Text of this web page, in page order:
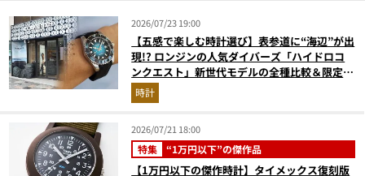
2026/07/23 19:00
【五感で楽しむ時計選び】表参道に“海辺”が出
現!? ロンジンの人気ダイバーズ「ハイドロコ
ンクエスト」新世代モデルの全種比較＆限定品
が揃う激アツ空間へ！
時計
2026/07/21 18:00
特集 “1万円以下”の傑作品
【1万円以下の傑作時計】タイメックス復刻版